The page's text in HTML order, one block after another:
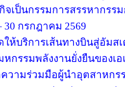
จเป็นกรรมการสรรหากรร
30 กรกฎาคม 2569
ให้บริการเส้นทางบินสู่อัมส
กรรมพลังงานยั่งยืนของเอเ
ความร่วมมือผู้นำอุตสาหก